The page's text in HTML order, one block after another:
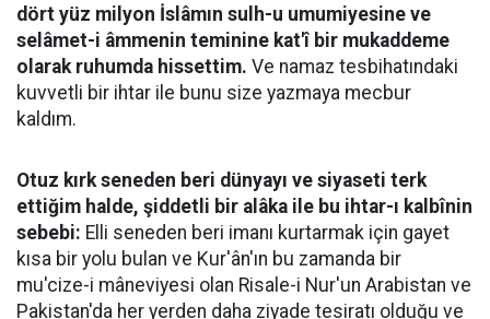
dört yüz milyon İslâmın sulh-u umumiyesine ve
selâmet-i âmmenin teminine kat'î bir mukaddeme
olarak ruhumda hissettim. Ve namaz tesbihatındaki
kuvvetli bir ihtar ile bunu size yazmaya mecbur
kaldım.
Otuz kırk seneden beri dünyayı ve siyaseti terk
ettiğim halde, şiddetli bir alâka ile bu ihtar-ı kalbînin
sebebi: Elli seneden beri imanı kurtarmak için gayet
kısa bir yolu bulan ve Kur'ân'ın bu zamanda bir
mu'cize-i mâneviyesi olan Risale-i Nur'un Arabistan ve
Pakistan'da her yerden daha ziyade tesiratı olduğu ve